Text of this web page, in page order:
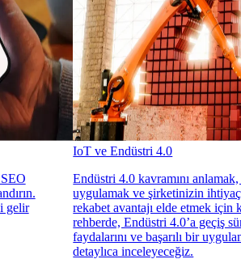
gelir
IoT ve Endüstri 4.0
Endüstri 4.0 kavramını
uygulamak ve şirketinizin
rekabet avantajı elde etmek için
rehberde, Endüstri 4.0’a geçiş
faydalarını ve başarılı bir
detaylıca inceleyeceğiz.